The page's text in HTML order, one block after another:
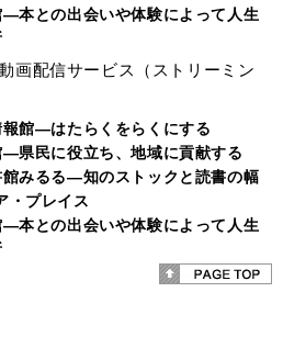
―本との出会いや体験によって人生
画配信サービス（ストリーミン
館―はたらくをらくにする
県民に役立ち、地域に貢献する
みるる―知のストックと読書の幅
・プレイス
―本との出会いや体験によって人生